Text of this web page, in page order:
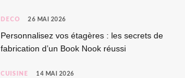
DÉCO 26 MAI 2026
Personnalisez vos étagères : les secrets de
fabrication d’un Book Nook réussi
CUISINE 14 MAI 2026